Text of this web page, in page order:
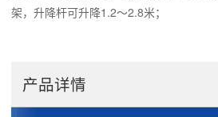
架，升降杆可升降1.2～2.8米；
产品详情